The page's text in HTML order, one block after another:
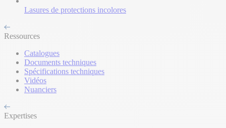
Lasures de protections incolores
Ressources
Catalogues
Documents techniques
Spécifications techniques
Vidéos
Nuanciers
Expertises